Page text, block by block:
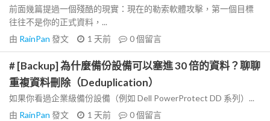
前面幾篇提過一個殘酷的現實：現在的勒索軟體攻擊，第一個目標
往往不是你的正式資料，...
由 RainPan 發文 1 天前 0個留言
# [Backup] 為什麼備份設備可以塞進 30 倍的資料？聊聊
重複資料刪除（Deduplication）
如果你看過企業級備份設備（例如 Dell PowerProtect DD 系列）...
由 RainPan 發文 1 天前 0個留言